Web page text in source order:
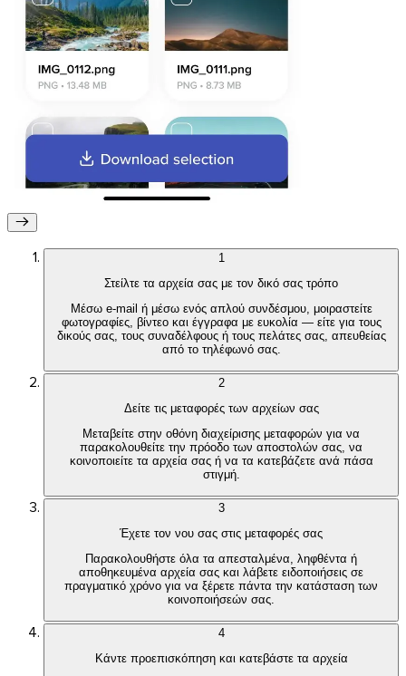
Outlook
1
Στείλτε τα αρχεία σας με τον δικό σας τρόπο
Μέσω e-mail ή μέσω ενός απλού συνδέσμου, μοιραστείτε
φωτογραφίες, βίντεο και έγγραφα με ευκολία — είτε για τους
δικούς σας, τους συναδέλφους ή τους πελάτες σας, απευθείας
από το τηλέφωνό σας.
2
Δείτε τις μεταφορές των αρχείων σας
Μεταβείτε στην οθόνη διαχείρισης μεταφορών για να
παρακολουθείτε την πρόοδο των αποστολών σας, να
κοινοποιείτε τα αρχεία σας ή να τα κατεβάζετε ανά πάσα
στιγμή.
3
Έχετε τον νου σας στις μεταφορές σας
Παρακολουθήστε όλα τα απεσταλμένα, ληφθέντα ή
αποθηκευμένα αρχεία σας και λάβετε ειδοποιήσεις σε
πραγματικό χρόνο για να ξέρετε πάντα την κατάσταση των
κοινοποιήσεών σας.
4
Κάντε προεπισκόπηση και κατεβάστε τα αρχεία